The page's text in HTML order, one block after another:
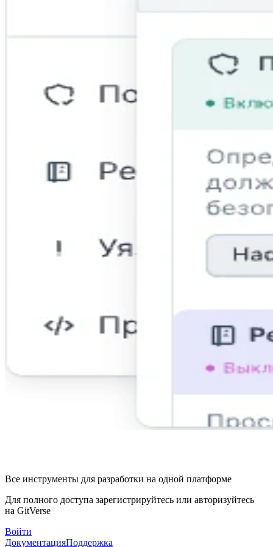
Все инструменты для разработки на одной платформе
Для полного доступа зарегистрируйтесь или авторизуйтесь
на GitVerse
Войти
ДокументацияПоддержка